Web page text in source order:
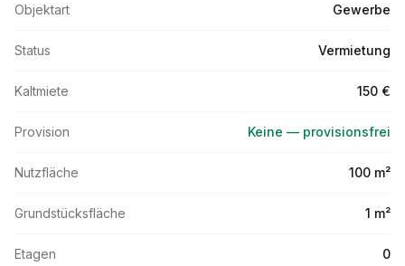
Objektart Gewerbe
Status Vermietung
Kaltmiete 150 €
Provision Keine — provisionsfrei
Nutzfläche 100 m²
Grundstücksfläche 1 m²
Etagen 0